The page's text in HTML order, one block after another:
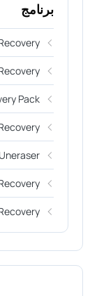
برنامج
Pack